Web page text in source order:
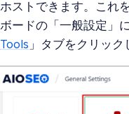
ホストできます。これ
ボードの「一般設定」
Tools 」タブをクリック